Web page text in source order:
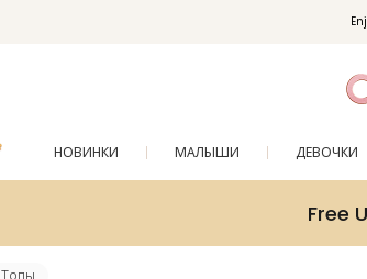
НОВИНКИ МАЛЫШИ ДЕВОЧКИ
Free
Топы